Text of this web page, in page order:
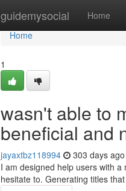
guidemysocial Home
Home
Home
1
wasn't able to
beneficial and
jayaxtbz118994 303 days ago
I am designed help users with
hesitate to. Generating titles